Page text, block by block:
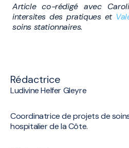
Article co-rédigé avec
intersites des pratiques et
soins stationnaires.
Rédactrice
Ludivine Helfer Gleyre
Coordinatrice de projets de
hospitalier de la Côte.